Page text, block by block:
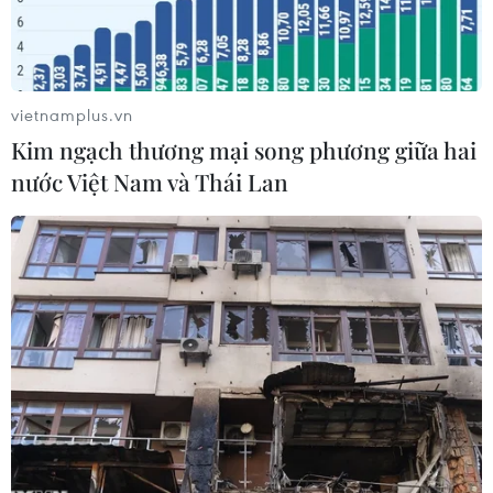
Trung Quốc.
Tàu container của Trung Quốc neo tại cảng Long Beach ở
California, Mỹ, ngày 20/8/2021. (Ảnh: THX/TTXVN)
Giới chức Phòng thương mại Mỹ ngày 9/2 cho
biết chính quyền Tổng thống Joe Biden đang
vietnamplus.vn
Kim ngạch thương mại song phương giữa hai
nước Việt Nam và Thái Lan